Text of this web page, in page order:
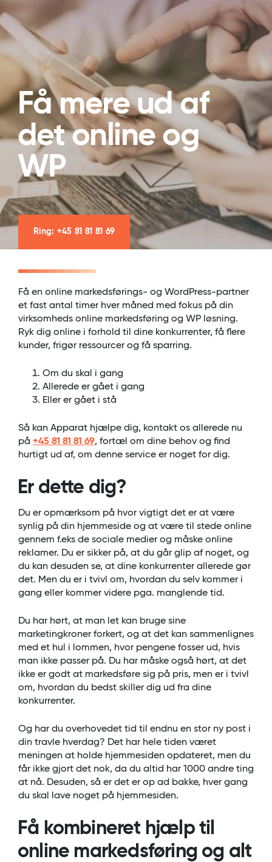
Få mere ud af
det online og
WP
Ring: +45 81 81 81 69
Få en online markedsførings- og WordPress-partner
et fast antal timer hver måned med fokus på din
virksomheds online markedsføring og WP løsning.
Ryk dig online i forhold til dine konkurrenter, få flere
kunder, frigør ressourcer og få sparring.
Om du skal i gang
Allerede er gået i gang
Eller er gået i stå
Så kan Apparat hjælpe dig, kontakt os allerede nu
på +45 81 81 81 69, fortæl om dine behov og find
hurtigt ud af, om denne service er noget for dig.
Er dette dig?
Du er opmærksom på hvor vigtigt det er at være
synlig på din hjemmeside og at være til stede online
gennem f.eks de sociale medier og måske online
reklamer. Du er sikker på, at du går glip af noget, og
du kan desuden se, at dine konkurrenter allerede gør
det. Men du er i tvivl om, hvordan du selv kommer i
gang eller kommer videre pga. manglende tid.
Du har hørt, at man let kan bruge sine
marketingkroner forkert, og at det kan sammenlignes
med et hul i lommen, hvor pengene fosser ud, hvis
man ikke passer på. Du har måske også hørt, at det
ikke er godt at markedsføre sig på pris, men er i tvivl
om, hvordan du bedst skiller dig ud fra dine
konkurrenter.
Og har du overhovedet tid til endnu en stor ny post i
din travle hverdag? Det har hele tiden været
meningen at holde hjemmesiden opdateret, men du
får ikke gjort det nok, da du altid har 1000 andre ting
at nå. Desuden, så er det er op ad bakke, hver gang
du skal lave noget på hjemmesiden.
Få kombineret hjælp til
online markedsføring og alt